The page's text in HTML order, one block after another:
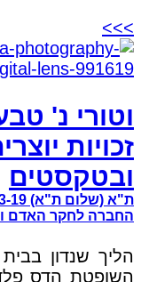
>>>
וטורי נ'
זכויות
ובטקסטים
החברה לחקר האדם והסובב
הליך שנדון